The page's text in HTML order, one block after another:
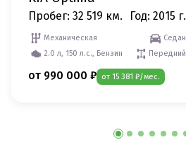
Пробег: 32 519 км. Год: 2015 г.
Механическая
Седан
2.0 л, 150 л.с., Бензин
Передний
от 990 000 ₽ от 15 381 ₽/мес.